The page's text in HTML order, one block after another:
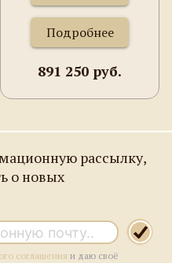
Подробнее
891 250 руб.
рассылку,
о новых
соглашения и даю своё